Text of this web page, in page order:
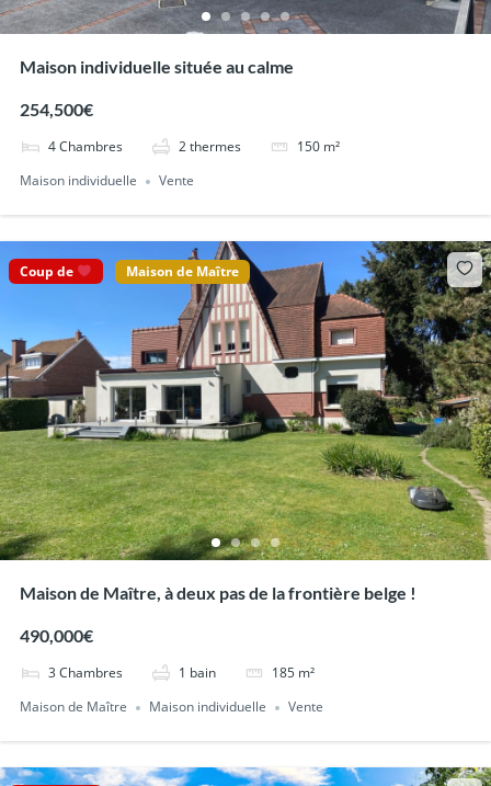
Maison individuelle située au calme
254,500€
4Chambres 2thermes 150 m²
Maison individuelle
Vente
Coup de Maison de Maître
Maison de Maître, à deux pas de la frontière belge !
490,000€
3 Chambres 1 bain 185 m²
Maison de Maître
Maison individuelle Vente